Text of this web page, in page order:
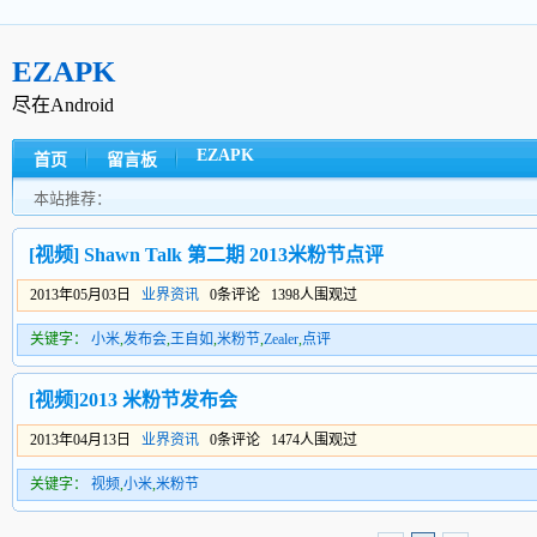
EZAPK
尽在Android
首页 留言板 EZAPK
本站推荐：
[视频] Shawn Talk 第二期 2013米粉节点评
2013年05月03日 业界资讯 0条评论 1398人围观过
关键字： 小米,发布会,王自如,米粉节,Zealer,点评
[视频]2013 米粉节发布会
2013年04月13日 业界资讯 0条评论 1474人围观过
关键字： 视频,小米,米粉节